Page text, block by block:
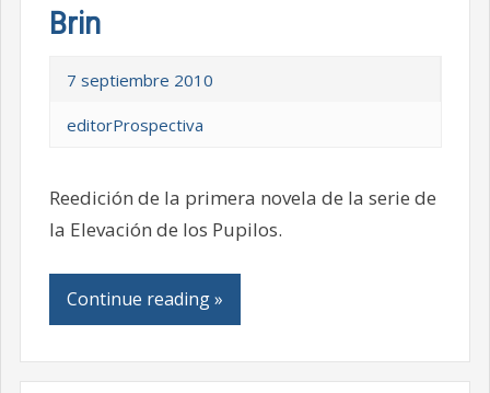
Brin
7 septiembre 2010
editorProspectiva
Reedición de la primera novela de la serie de
la Elevación de los Pupilos.
Continue reading »